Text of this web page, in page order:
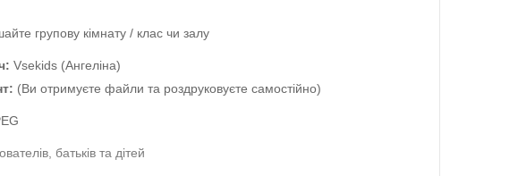
групову кімнату / клас чи залу
Vsekids (Ангеліна)
(Ви отримуєте файли та роздруковуєте самостійно)
батьків та дітей